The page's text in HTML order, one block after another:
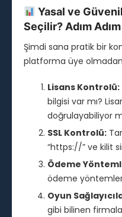
Yasal ve
Seçilir? Adım
Şimdi sana pratik bir
platforma üye
Lisans Kontrolü:
bilgisi var mı?
doğrulayabiliyor
SSL Kontrolü:
“https://” ve kilit
Ödeme
ödeme
Oyun
gibi bilinen